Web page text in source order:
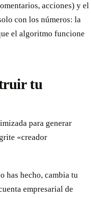
acciones) y el
con los números: la
el algoritmo funcione
tu
para generar
«creador
has hecho, cambia tu
empresarial de